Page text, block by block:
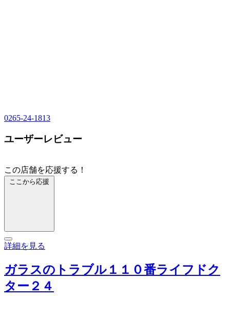
0265-24-1813
ユーザーレビュー
この店舗を応援する！
ここから応援
詳細を見る
ガラスのトラブル１１０番ライフドク
ター２４